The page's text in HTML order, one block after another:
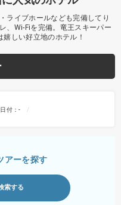
ライブホールなども完備してり
、Wi-Fiを完備。竜王スキーパー
しい好立地のホテル！
日付：-
アーを探す
索する